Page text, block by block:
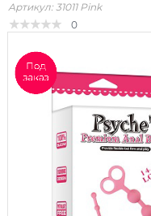
Артикул: 31011 Pink
0